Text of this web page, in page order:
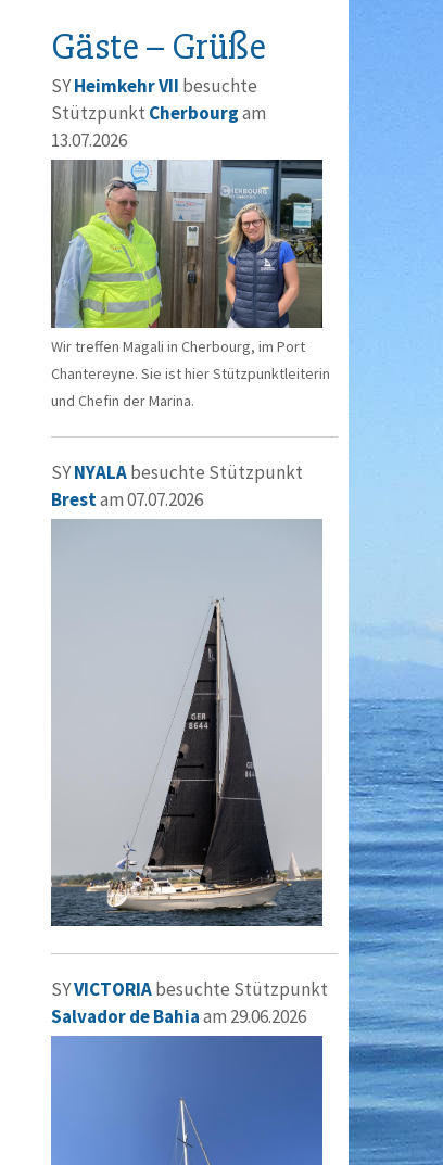
Gäste – Grüße
SYHeimkehr VII besuchte
Stützpunkt Cherbourgam
13.07.2026
Wir treffen Magali in Cherbourg, im Port
Chantereyne. Sie ist hier Stützpunktleiterin
und Chefin der Marina.
SYNYALAbesuchte Stützpunkt
Brestam 07.07.2026
SYVICTORIAbesuchte Stützpunkt
Salvador de Bahiaam 29.06.2026